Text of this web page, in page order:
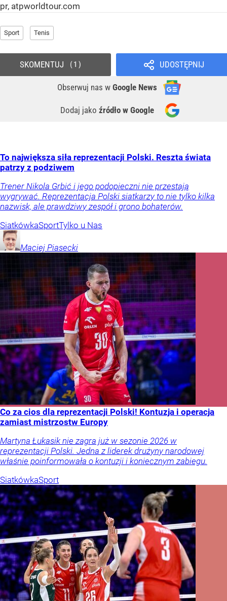
pr, atpworldtour.com
Sport Tenis
UDOSTĘPNIJ
Obserwuj nas w Google News
Dodaj jako źródło w Google
SKOMENTUJ 1
To największa siła reprezentacji Polski. Reszta świata
patrzy z podziwem
Trener Nikola Grbić i jego podopieczni nie przestają
wygrywać. Reprezentacja Polski siatkarzy to nie tylko kilka
nazwisk, ale prawdziwy zespół i grono bohaterów.
SiatkówkaSportTylko u Nas
Maciej Piasecki
Co za cios dla reprezentacji Polski! Kontuzja i operacja
zamiast mistrzostw Europy
Martyna Łukasik nie zagra już w sezonie 2026 w
reprezentacji Polski. Jedna z liderek drużyny narodowej
właśnie poinformowała o kontuzji i koniecznym zabiegu.
SiatkówkaSport